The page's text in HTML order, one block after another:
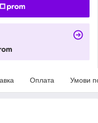
Оплата Умови